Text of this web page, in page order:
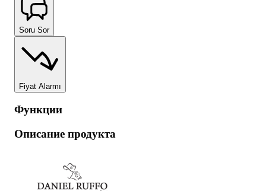
Soru Sor
Fiyat Alarmı
Функции
Описание продукта